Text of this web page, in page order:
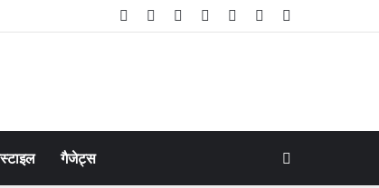
Telegram
Instagram
YouTube
LinkedIn
Twitter
Facebook
गैजेट्स